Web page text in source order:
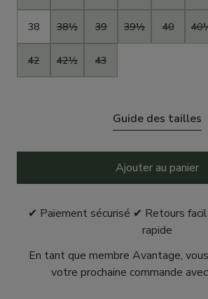
38 38½ 39 39½ 40
42 42½ 43
Guide des tailles
Ajouter au panier
✔ Paiement sécurisé ✔ Retours
rapide
En tant que membre Avantage,
votre prochaine commande